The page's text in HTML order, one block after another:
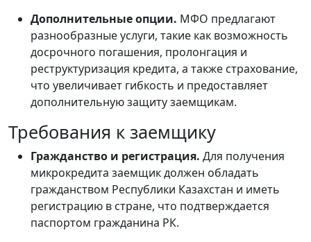
Дополнительные опции. МФО предлагают
разнообразные услуги, такие как возможность
досрочного погашения, пролонгация и
реструктуризация кредита, а также страхование,
что увеличивает гибкость и предоставляет
дополнительную защиту заемщикам.
Требования к заемщику
Гражданство и регистрация. Для получения
микрокредита заемщик должен обладать
гражданством Республики Казахстан и иметь
регистрацию в стране, что подтверждается
паспортом гражданина РК.